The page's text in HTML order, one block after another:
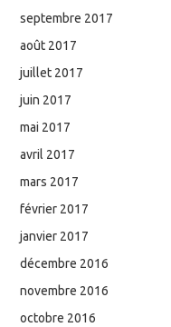
septembre 2017
août 2017
juillet 2017
juin 2017
mai 2017
avril 2017
mars 2017
février 2017
janvier 2017
décembre 2016
novembre 2016
octobre 2016